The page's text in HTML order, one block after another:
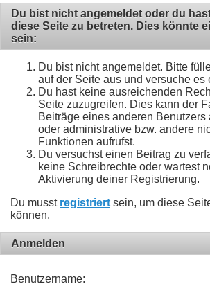
Du bist nicht angemeldet oder du
diese Seite zu betreten. Dies könnte
sein:
Du bist nicht angemeldet. Bitte
auf der Seite aus und versuche es
Du hast keine ausreichenden
Seite zuzugreifen. Dies kann der
Beiträge eines anderen Benutzers
oder administrative bzw. andere
Funktionen aufrufst.
Du versuchst einen Beitrag zu
keine Schreibrechte oder wartest
Aktivierung deiner Registrierung.
Du musst registriert sein, um diese
können.
Anmelden
Benutzername: